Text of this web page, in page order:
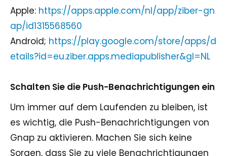
Apple: https://apps.apple.com/nl/app/ziber-gn
ap/id1315568560
Android; https://play.google.com/store/apps/d
etails?id=eu.ziber.apps.mediapublisher&gl=NL
Schalten Sie die Push-Benachrichtigungen ein
Um immer auf dem Laufenden zu bleiben, ist
es wichtig, die Push-Benachrichtigungen von
Gnap zu aktivieren. Machen Sie sich keine
Sorgen, dass Sie zu viele Benachrichtigungen